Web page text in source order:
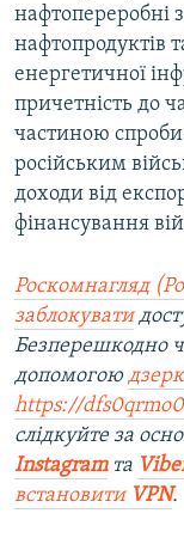
нафтопереробні
нафтопродуктів
енергетичної
причетність до
частиною
російським
доходи від
фінансування
Роскомнагляд
заблокувати
Безперешкодно
допомогою
https://
слідкуйте за
Instagramта
встановити VPN.